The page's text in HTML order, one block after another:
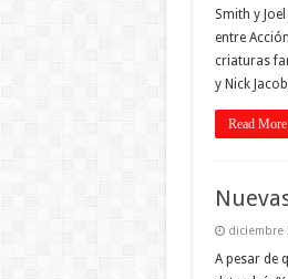
Smith y
entre
criaturas
y Nick
Read
diciembre
A pesar de